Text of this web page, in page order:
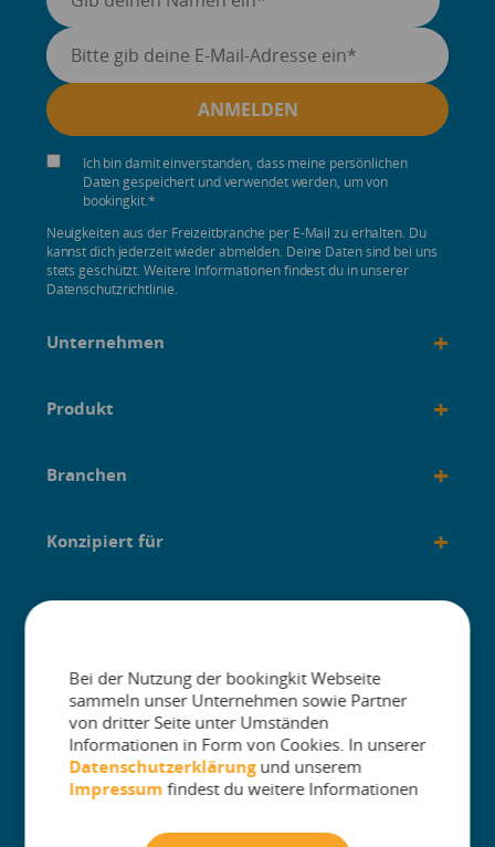
Ich bin damit einverstanden, dass meine persönlichen
Daten gespeichert und verwendet werden, um von
bookingkit.*
Neuigkeiten aus der Freizeitbranche per E-Mail zu erhalten. Du
kannst dich jederzeit wieder abmelden. Deine Daten sind bei uns
stets geschützt. Weitere Informationen findest du in unserer
Datenschutzrichtlinie.
The One Platform for Attractions. Sell
More and Simplify Operations.
Unternehmen +
Produkt +
Branchen +
Konzipiert für +
Anleitungen +
Bei der Nutzung der bookingkit Webseite
sammeln unser Unternehmen sowie Partner
von dritter Seite unter Umständen
Informationen in Form von Cookies. In unserer
Datenschutzerklärungund unserem
Impressum findest du weitere Informationen